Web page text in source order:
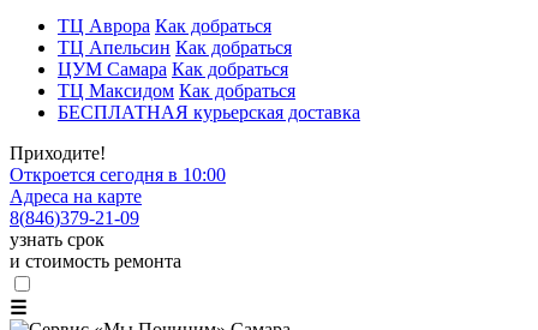
ТЦ Аврора Как добраться
ТЦ Апельсин Как добраться
ЦУМ Самара Как добраться
ТЦ Максидом Как добраться
БЕСПЛАТНАЯ курьерская доставка
Приходите!
Откроется сегодня в 10:00
Адреса на карте
8(846)379-21-09
узнать срок
и стоимость ремонта
☰